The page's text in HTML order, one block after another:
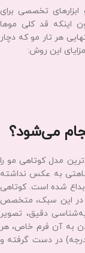
محسوس قد
ترس از کوتاه
همین ترس، ماه‌ها از
نتیجه آن، پیشروی
سلامت تار مو
تخصصی برای
اینکه قد کلی موها
هر تار مو که دچار
این روش: